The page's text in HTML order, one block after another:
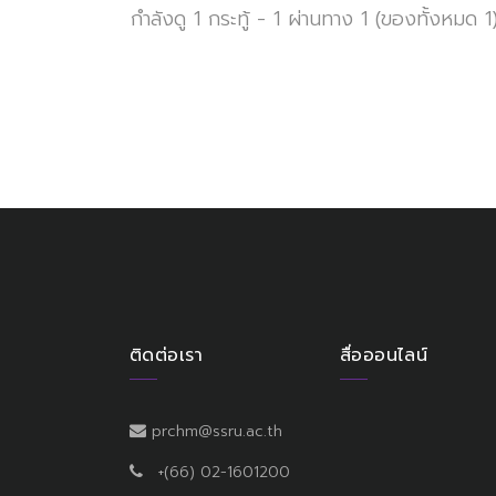
กำลังดู 1 กระทู้ - 1 ผ่านทาง 1 (ของทั้งหมด
ติดต่อเรา
prchm@ssru.ac.th
+(66) 02-1601200
สื่อออนไลน์